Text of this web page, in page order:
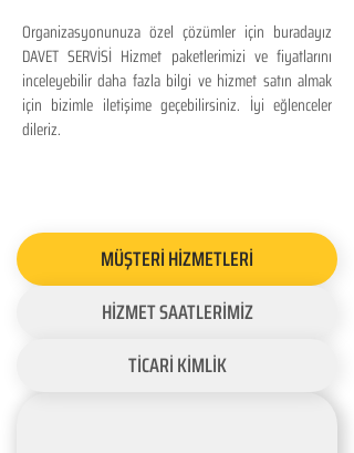
Organizasyonunuza özel çözümler için buradayız
DAVET SERVİSİ Hizmet paketlerimizi ve fiyatlarını
inceleyebilir daha fazla bilgi ve hizmet satın almak
için bizimle iletişime geçebilirsiniz. İyi eğlenceler
dileriz.
MÜŞTERİ HİZMETLERİ
HİZMET SAATLERİMİZ
TİCARİ KİMLİK